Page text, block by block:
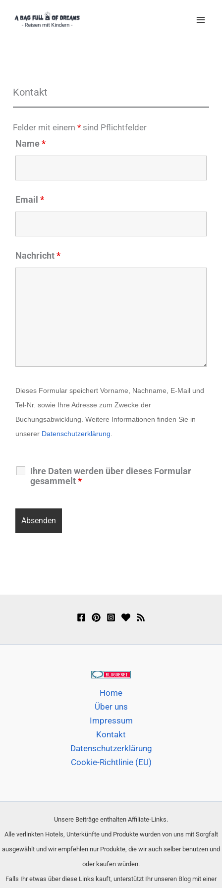
Inhalt
Kontakt
Felder mit einem* sind Pflichtfelder
Name*
Email*
Nachricht*
Dieses Formular speichert Vorname, Nachname, E-Mail und
Tel-Nr. sowie Ihre Adresse zum Zwecke der
Buchungsabwicklung. Weitere Informationen finden Sie in
unserer Datenschutzerklärung
Ihre Daten werden über dieses Formular
gesammelt*
Home
Über uns
Impressum
Kontakt
Datenschutzerklärung
Cookie-Richtlinie (EU)
Unsere Beiträge enthalten Affiliate-Links.
Alle verlinkten Hotels, Unterkünfte und Produkte wurden von uns mit Sorgfalt
ausgewählt und wir empfehlen nur Produkte, die wir auch selber benutzen und
oder kaufen würden.
Falls Ihr etwas über diese Links kauft, unterstützt Ihr unseren Blog mit einer